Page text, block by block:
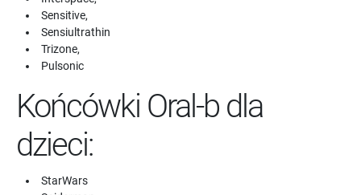
Sensitive,
Sensiultrathin
Trizone,
Pulsonic
Końcówki Oral-b dla
dzieci:
StarWars